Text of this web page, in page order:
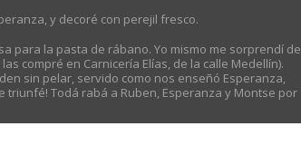
y decoré con perejil fresco.
para la pasta de rábano. Yo mismo me sorprendí de
compré en Carnicería Elías, de la calle Medellín).
sin pelar, servido como nos enseñó Esperanza,
triunfé! Todá rabá a Ruben, Esperanza y Montse por